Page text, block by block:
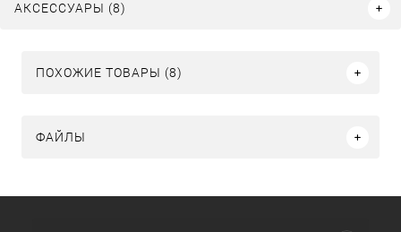
АКСЕССУАРЫ (8)
ПОХОЖИЕ ТОВАРЫ (8)
ФАЙЛЫ